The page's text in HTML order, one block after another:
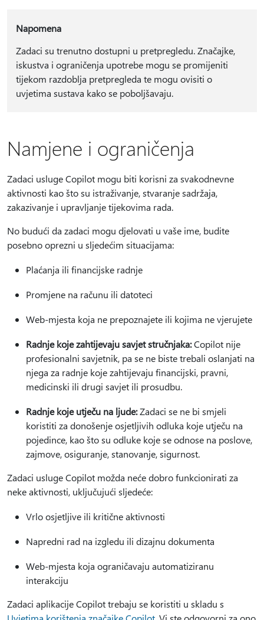
Napomena
Zadaci su trenutno dostupni u pretpregledu. Značajke,
iskustva i ograničenja upotrebe mogu se promijeniti
tijekom razdoblja pretpregleda te mogu ovisiti o
uvjetima sustava kako se poboljšavaju.
Namjene i ograničenja
Zadaci usluge Copilot mogu biti korisni za svakodnevne
aktivnosti kao što su istraživanje, stvaranje sadržaja,
zakazivanje i upravljanje tijekovima rada.
No budući da zadaci mogu djelovati u vaše ime, budite
posebno oprezni u sljedećim situacijama:
Plaćanja ili financijske radnje
Promjene na računu ili datoteci
Web-mjesta koja ne prepoznajete ili kojima ne vjerujete
Radnje koje zahtijevaju savjet stručnjaka:Copilot nije
profesionalni savjetnik, pa se ne biste trebali oslanjati na
njega za radnje koje zahtijevaju financijski, pravni,
medicinski ili drugi savjet ili prosudbu.
Radnje koje utječu na ljude:Zadaci se ne bi smjeli
koristiti za donošenje osjetljivih odluka koje utječu na
pojedince, kao što su odluke koje se odnose na poslove,
zajmove, osiguranje, stanovanje, sigurnost.
Zadaci usluge Copilot možda neće dobro funkcionirati za
neke aktivnosti, uključujući sljedeće:
Vrlo osjetljive ili kritične aktivnosti
Napredni rad na izgledu ili dizajnu dokumenta
Web-mjesta koja ograničavaju automatiziranu
interakciju
Zadaci aplikacije Copilot trebaju se koristiti u skladu s